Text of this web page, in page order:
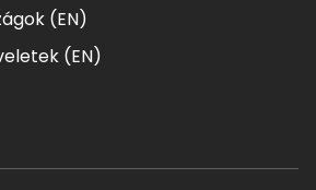
(EN)
(EN)